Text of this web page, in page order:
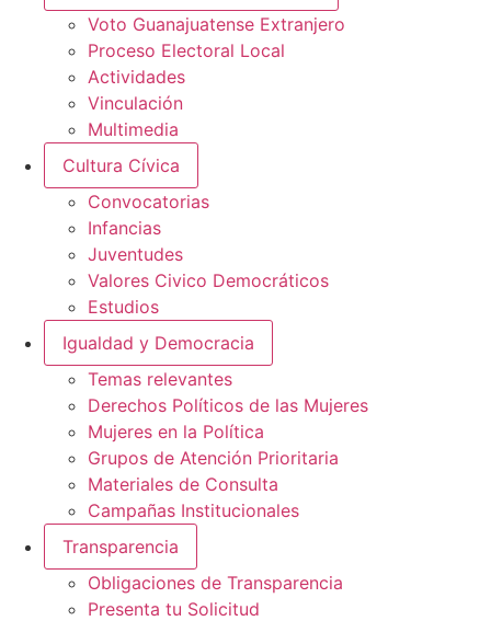
Voto Guanajuatense Extranjero
Proceso Electoral Local
Actividades
Vinculación
Multimedia
Cultura Cívica
Convocatorias
Infancias
Juventudes
Valores Civico Democráticos
Estudios
Igualdad y Democracia
Temas relevantes
Derechos Políticos de las Mujeres
Mujeres en la Política
Grupos de Atención Prioritaria
Materiales de Consulta
Campañas Institucionales
Transparencia
Obligaciones de Transparencia
Presenta tu Solicitud